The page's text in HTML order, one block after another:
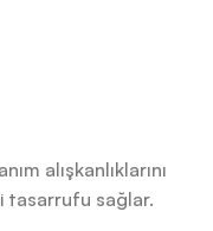
alışkanlıklarını
tasarrufu sağlar.